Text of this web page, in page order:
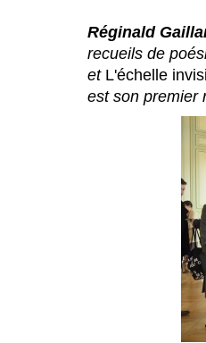
Réginald
recueils de
etL'échelle
est son premier